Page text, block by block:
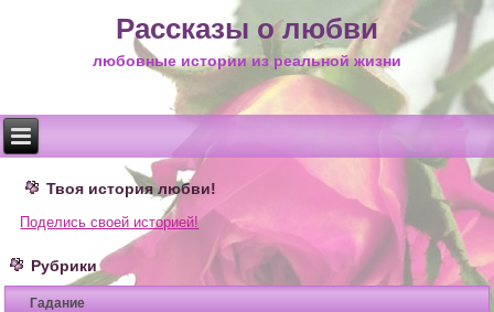
Рассказы о любви
любовные истории из реальной жизни
Твоя история любви!
Поделись своей историей!
Рубрики
Гадание